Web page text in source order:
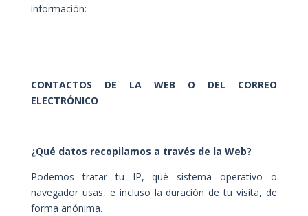
información:
CONTACTOS DE LA WEB O DEL CORREO
ELECTRÓNICO
¿Qué datos recopilamos a través de la Web?
Podemos tratar tu IP, qué sistema operativo o
navegador usas, e incluso la duración de tu visita, de
forma anónima.